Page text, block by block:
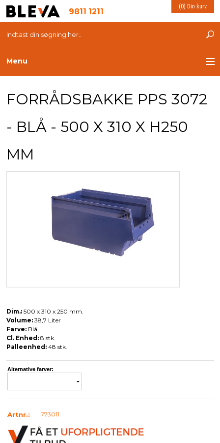
9811 1211 (0) Din kurv
Menu
TRANSPORT
ESD PRODUKTER
FORRÅDSBAKKE PPS 3072
- BLÅ - 500 X 310 X H250
MM
Dim.:500 x 310 x 250 mm.
Volume:38,7 Liter
Farve:Blå
Cl. Enhed:8 stk.
Palleenhed:48 stk.
Alternative farver:
Artnr.: 773011